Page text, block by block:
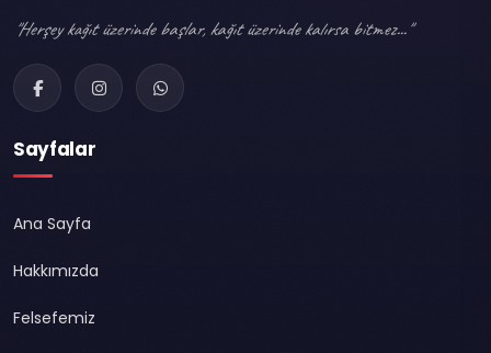
"Herşey kağıt üzerinde başlar, kağıt üzerinde kalırsa bitmez..."
Sayfalar
Ana Sayfa
Hakkımızda
Felsefemiz